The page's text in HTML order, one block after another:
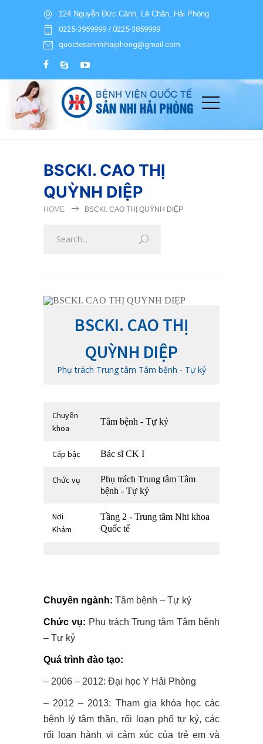
124 Nguyễn Đức Cảnh, Lê Chân, Hải Phòng
0225-3959999 / 0225-3859999
quoctesannhihaiphong@gmail.com
BSCKI. CAO THỊ
QUỲNH DIỆP
HOME BSCKI. CAO THỊ QUỲNH DIỆP
BSCKI. CAO THỊ
QUỲNH DIỆP
Phụ trách Trung tâm Tâm bệnh - Tự kỷ
Chuyên
khoa
Tâm bệnh - Tự kỷ
Cấp bậc Bác sĩ CK I
Chức vụ
Phụ trách Trung tâm Tâm
bệnh - Tự kỷ
Nơi
Khám
Tầng 2 - Trung tâm Nhi khoa
Quốc tế
Chuyên ngành: Tâm bệnh – Tự kỷ
Chức vụ: Phụ trách Trung tâm Tâm bệnh
– Tự kỷ
Quá trình đào tạo:
– 2006 – 2012: Đại học Y Hải Phòng
– 2012 – 2013: Tham gia khóa học các
bệnh lý tâm thần, rối loạn phổ tự kỷ, các
rối loạn hành vi cảm xúc của trẻ em và